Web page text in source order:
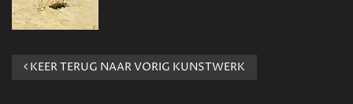
KEER TERUG NAAR VORIG KUNSTWERK